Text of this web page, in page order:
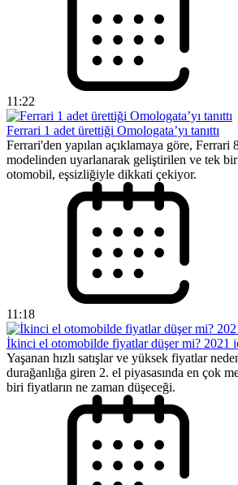
11:22
Ferrari 1 adet ürettiği Omologata’yı tanıttı
Ferrari'den yapılan açıklamaya göre, Ferrari
modelinden uyarlanarak geliştirilen ve tek
otomobil, eşsizliğiyle dikkati çekiyor.
11:18
İkinci el otomobilde fiyatlar düşer mi? 2021
Yaşanan hızlı satışlar ve yüksek fiyatlar
durağanlığa giren 2. el piyasasında en çok
biri fiyatların ne zaman düşeceği.